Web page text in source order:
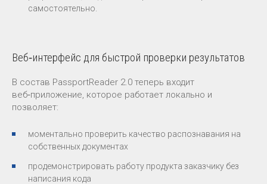
самостоятельно.
Веб‑интерфейс для быстрой проверки результатов
В состав PassportReader 2.0 теперь входит
веб‑приложение, которое работает локально и
позволяет:
моментально проверить качество распознавания на
собственных документах
продемонстрировать работу продукта заказчику без
написания кода